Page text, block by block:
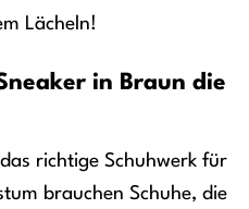
Lächeln!
in Braun die
richtige Schuhwerk für
brauchen Schuhe, die